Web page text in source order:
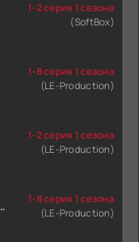
1-2 серия 1 сезона
(SoftBox)
1-8 серия 1 сезона
(LE-Production)
1-2 серия 1 сезона
(LE-Production)
1-8 серия 1 сезона
(LE-Production)